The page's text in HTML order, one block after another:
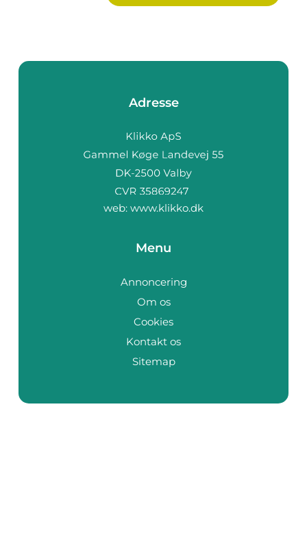
Adresse
web: www.klikko.dk
Menu
Annoncering
Om os
Cookies
Kontakt os
Sitemap